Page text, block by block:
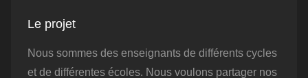
Le projet
Nous sommes des enseignants de différents cycles
et de différentes écoles. Nous voulons partager nos